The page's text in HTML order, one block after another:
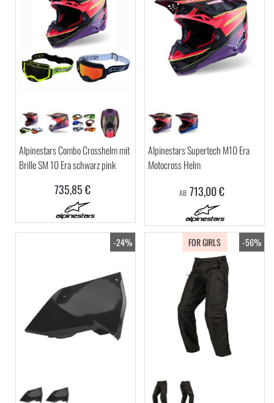
Alpinestars Combo Crosshelm mit
Brille SM 10 Era schwarz pink
735,85 €
Alpinestars Supertech M10 Era
Motocross Helm
AB 713,00 €
-24% -56%
FOR GIRLS